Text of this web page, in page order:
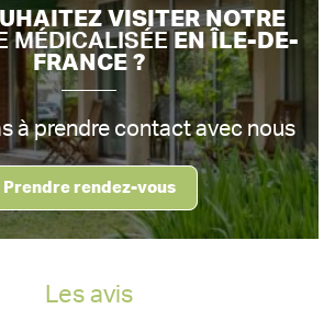
VISITER NOTRE
MÉDICALISÉE EN ÎLE-DE-
FRANCE ?
à prendre contact avec nous
Prendre rendez-vous
Les avis